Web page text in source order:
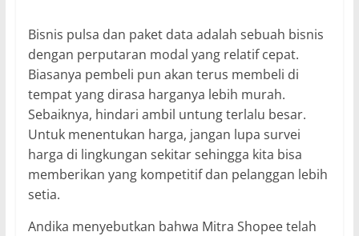
Bisnis pulsa dan paket data adalah sebuah bisnis
dengan perputaran modal yang relatif cepat.
Biasanya pembeli pun akan terus membeli di
tempat yang dirasa harganya lebih murah.
Sebaiknya, hindari ambil untung terlalu besar.
Untuk menentukan harga, jangan lupa survei
harga di lingkungan sekitar sehingga kita bisa
memberikan yang kompetitif dan pelanggan lebih
setia.
Andika menyebutkan bahwa Mitra Shopee telah